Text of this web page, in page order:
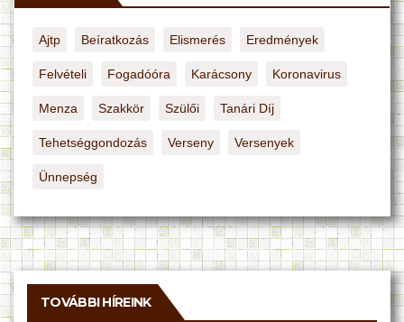
Ajtp Beíratkozás Elismerés Eredmények
Felvételi Fogadóóra Karácsony Koronavirus
Menza Szakkör Szülői Tanári Díj
Tehetséggondozás Verseny Versenyek
Ünnepség
TOVÁBBI HÍREINK